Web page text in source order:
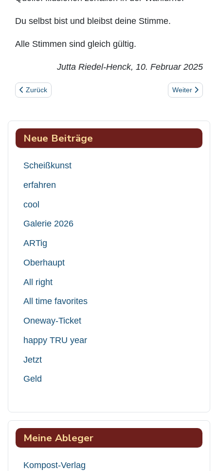
Du selbst bist und bleibst deine Stimme.
Alle Stimmen sind gleich gültig.
Jutta Riedel-Henck, 10. Februar 2025
Vorheriger Beitrag: Go(o)d Vibes Healing
Zurück Nächster
Weiter
Neue Beiträge
Scheißkunst
erfahren
cool
Galerie 2026
ARTig
Oberhaupt
All right
All time favorites
Oneway-Ticket
happy TRU year
Jetzt
Geld
Meine Ableger
Kompost-Verlag